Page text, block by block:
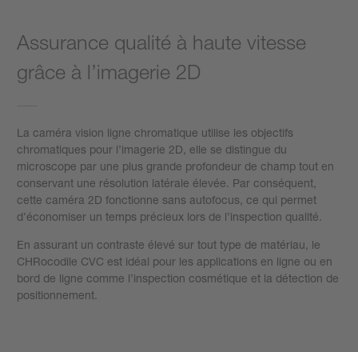
Assurance qualité à haute vitesse
grâce à l’imagerie 2D
La caméra vision ligne chromatique utilise les objectifs
chromatiques pour l’imagerie 2D, elle se distingue du
microscope par une plus grande profondeur de champ tout en
conservant une résolution latérale élevée. Par conséquent,
cette caméra 2D fonctionne sans autofocus, ce qui permet
d’économiser un temps précieux lors de l’inspection qualité.
En assurant un contraste élevé sur tout type de matériau, le
CHRocodile CVC est idéal pour les applications en ligne ou en
bord de ligne comme l’inspection cosmétique et la détection de
positionnement.